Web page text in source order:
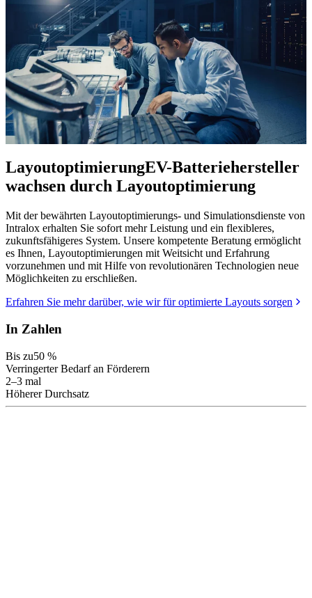
LayoutoptimierungEV-Batteriehersteller
wachsen durch Layoutoptimierung
Mit der bewährten Layoutoptimierungs- und Simulationsdienste von
Intralox erhalten Sie sofort mehr Leistung und ein flexibleres,
zukunftsfähigeres System. Unsere kompetente Beratung ermöglicht
es Ihnen, Layoutoptimierungen mit Weitsicht und Erfahrung
vorzunehmen und mit Hilfe von revolutionären Technologien neue
Möglichkeiten zu erschließen.
Erfahren Sie mehr darüber, wie wir für optimierte Layouts sorgen
In Zahlen
Bis zu50 %
Verringerter Bedarf an Förderern
2–3 mal
Höherer Durchsatz